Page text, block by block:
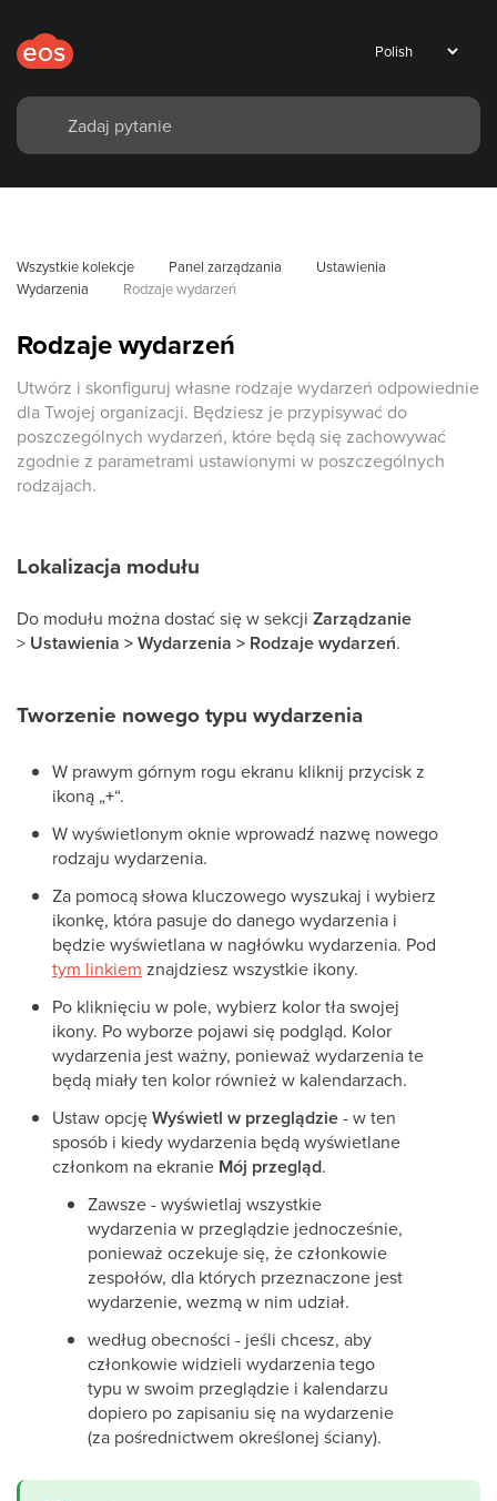
Wszystkie kolekcje Panel zarządzania
Ustawienia
Wydarzenia
Rodzaje wydarzeń
Rodzaje wydarzeń
Utwórz i skonfiguruj własne rodzaje wydarzeń odpowiednie
dla Twojej organizacji. Będziesz je przypisywać do
poszczególnych wydarzeń, które będą się zachowywać
zgodnie z parametrami ustawionymi w poszczególnych
rodzajach.
Lokalizacja modułu
Do modułu można dostać się w sekcji Zarządzanie
> Ustawienia > Wydarzenia > Rodzaje wydarzeń.
Tworzenie nowego typu wydarzenia
W prawym górnym rogu ekranu kliknij przycisk z
ikoną „+“.
W wyświetlonym oknie wprowadź nazwę nowego
rodzaju wydarzenia.
Za pomocą słowa kluczowego wyszukaj i wybierz
ikonkę, która pasuje do danego wydarzenia i
będzie wyświetlana w nagłówku wydarzenia. Pod
tym linkiem znajdziesz wszystkie ikony.
Po kliknięciu w pole, wybierz kolor tła swojej
ikony. Po wyborze pojawi się podgląd. Kolor
wydarzenia jest ważny, ponieważ wydarzenia te
będą miały ten kolor również w kalendarzach.
Ustaw opcjęWyświetl w przeglądzie- w ten
sposób i kiedy wydarzenia będą wyświetlane
członkom na ekranie Mój przegląd.
Zawsze - wyświetlaj wszystkie
wydarzenia w przeglądzie jednocześnie,
ponieważ oczekuje się, że członkowie
zespołów, dla których przeznaczone jest
wydarzenie, wezmą w nim udział.
według obecności - jeśli chcesz, aby
członkowie widzieli wydarzenia tego
typu w swoim przeglądzie i kalendarzu
dopiero po zapisaniu się na wydarzenie
(za pośrednictwem określonej ściany).